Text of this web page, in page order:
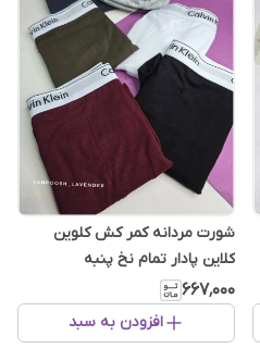
شورت مردانه کمر کش کلوین
کلاین پادار تمام نخ پنبه
۶۶۷٬۰۰۰
افزودن به سبد